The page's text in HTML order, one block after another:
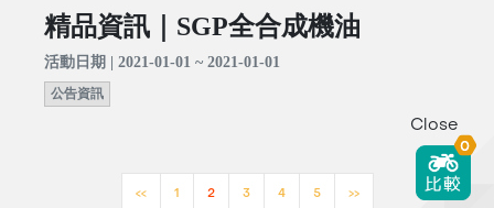
精品資訊｜SGP全合成機油
活動日期 | 2021-01-01 ~ 2021-01-01
公告資訊
<< 1 2 3 4 5 >>
Close
0